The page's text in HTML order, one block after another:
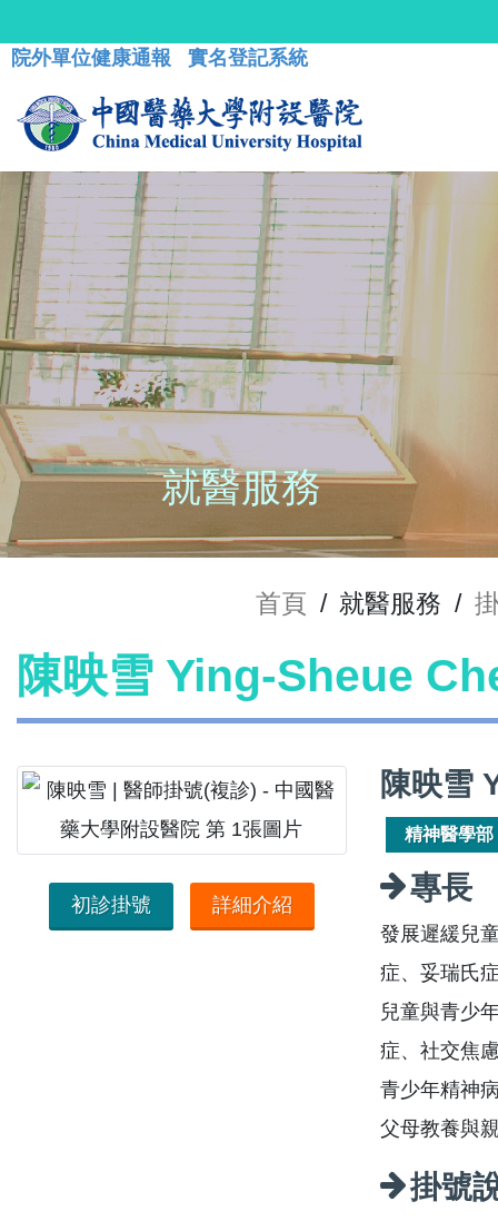
院外單位健康通報 實名登記系統
就醫服務
首頁 / 就醫服務 /
陳映雪 Ying-Sheue
初診掛號 詳細介紹
陳映雪
精神醫學部
專長
發展遲緩兒
症、妥瑞氏
兒童與青少
症、社交焦
青少年精神
父母教養與
掛號